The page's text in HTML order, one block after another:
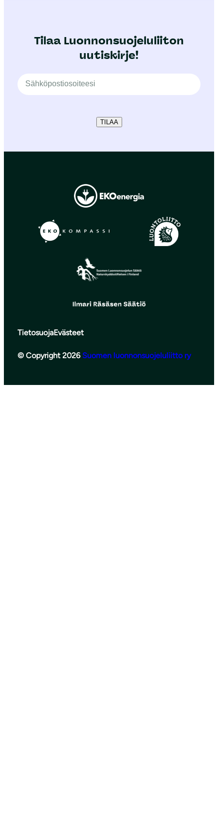
Tilaa Luonnonsuojeluliiton
uutiskirje!
TILAA
TietosuojaEvästeet
© Copyright 2026 Suomen luonnonsuojeluliitto ry